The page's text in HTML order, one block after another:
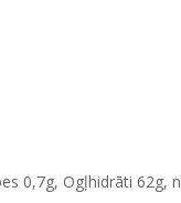
0,7g, Ogļhidrāti 62g,